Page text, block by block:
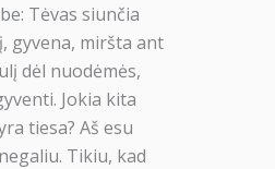
Tėvas siunčia
gyvena, miršta ant
dėl nuodėmės,
Jokia kita
tiesa? Aš esu
Tikiu, kad